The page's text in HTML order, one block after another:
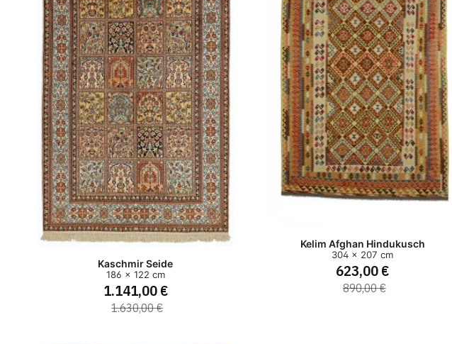
Kaschmir Seide
186 x 122 cm
1.141,00 €
1.630,00 €
Kelim Afghan Hindukusch
304 x 207 cm
623,00 €
890,00 €